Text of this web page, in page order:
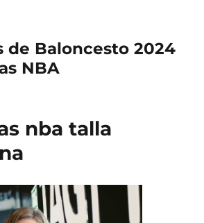
de Baloncesto 2024
NBA
nba talla